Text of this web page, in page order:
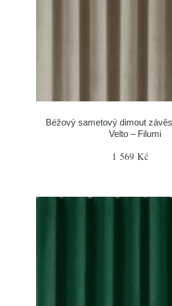
Béžový sametový dimout
Velto – Filumi
1 569 Kč